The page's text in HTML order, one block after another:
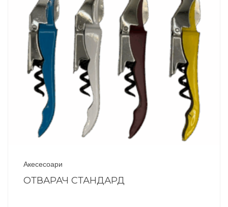
Акесесоари
ОТВАРАЧ СТАНДАРД